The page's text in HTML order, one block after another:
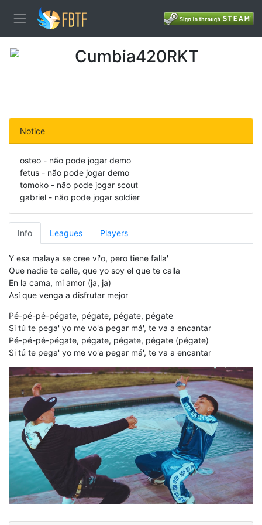
Cumbia420RKT
Notice
osteo - não pode jogar demo
fetus - não pode jogar demo
tomoko - não pode jogar scout
gabriel - não pode jogar soldier
Info Leagues Players
Y esa malaya se cree ví'o, pero tiene falla'
Que nadie te calle, que yo soy el que te calla
En la cama, mi amor (ja, ja)
Así que venga a disfrutar mejor
Pé-pé-pé-pégate, pégate, pégate, pégate
Si tú tе pega' yo me vo'a pegar má', tе va a encantar
Pé-pé-pé-pégate, pégate, pégate, pégate (pégate)
Si tú te pega' yo me vo'a pegar má', te va a encantar